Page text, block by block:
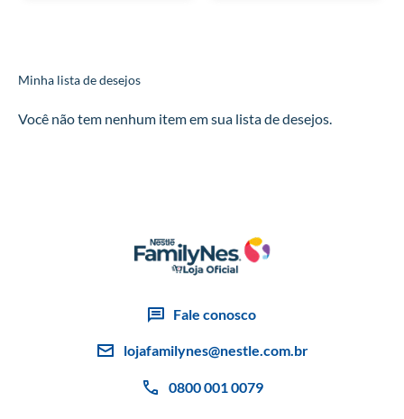
Minha lista de desejos
Você não tem nenhum item em sua lista de desejos.
Fale conosco
lojafamilynes@nestle.com.br
0800 001 0079